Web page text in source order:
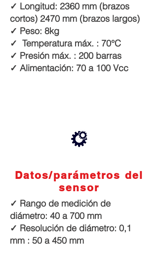
✓ Longitud: 2360 mm (brazos
cortos) 2470 mm (brazos largos)
✓ Peso: 8kg
✓ Temperatura máx. : 70°C
✓ Presión máx. : 200 barras
✓ Alimentación: 70 a 100 Vcc
Datos/parámetros del
sensor
✓ Rango de medición de
diámetro: 40 a 700 mm
✓ Resolución de diámetro: 0,1
mm : 50 a 450 mm